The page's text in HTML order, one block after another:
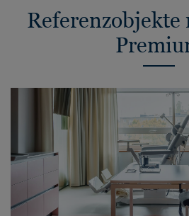
Referenzobjekte